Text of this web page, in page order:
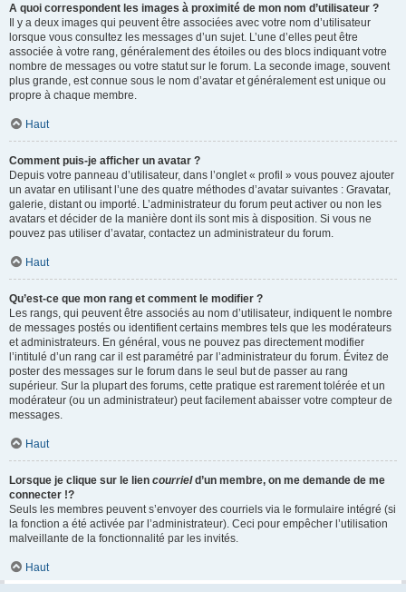
A quoi correspondent les images à proximité de mon nom d’utilisateur ?
Il y a deux images qui peuvent être associées avec votre nom d’utilisateur
lorsque vous consultez les messages d’un sujet. L’une d’elles peut être
associée à votre rang, généralement des étoiles ou des blocs indiquant votre
nombre de messages ou votre statut sur le forum. La seconde image, souvent
plus grande, est connue sous le nom d’avatar et généralement est unique ou
propre à chaque membre.
Haut
Comment puis-je afficher un avatar ?
Depuis votre panneau d’utilisateur, dans l’onglet « profil » vous pouvez ajouter
un avatar en utilisant l’une des quatre méthodes d’avatar suivantes : Gravatar,
galerie, distant ou importé. L’administrateur du forum peut activer ou non les
avatars et décider de la manière dont ils sont mis à disposition. Si vous ne
pouvez pas utiliser d’avatar, contactez un administrateur du forum.
Haut
Qu’est-ce que mon rang et comment le modifier ?
Les rangs, qui peuvent être associés au nom d’utilisateur, indiquent le nombre
de messages postés ou identifient certains membres tels que les modérateurs
et administrateurs. En général, vous ne pouvez pas directement modifier
l’intitulé d’un rang car il est paramétré par l’administrateur du forum. Évitez de
poster des messages sur le forum dans le seul but de passer au rang
supérieur. Sur la plupart des forums, cette pratique est rarement tolérée et un
modérateur (ou un administrateur) peut facilement abaisser votre compteur de
messages.
Haut
Lorsque je clique sur le lien courrield’un membre, on me demande de me
connecter !?
Seuls les membres peuvent s’envoyer des courriels via le formulaire intégré (si
la fonction a été activée par l’administrateur). Ceci pour empêcher l’utilisation
malveillante de la fonctionnalité par les invités.
Haut